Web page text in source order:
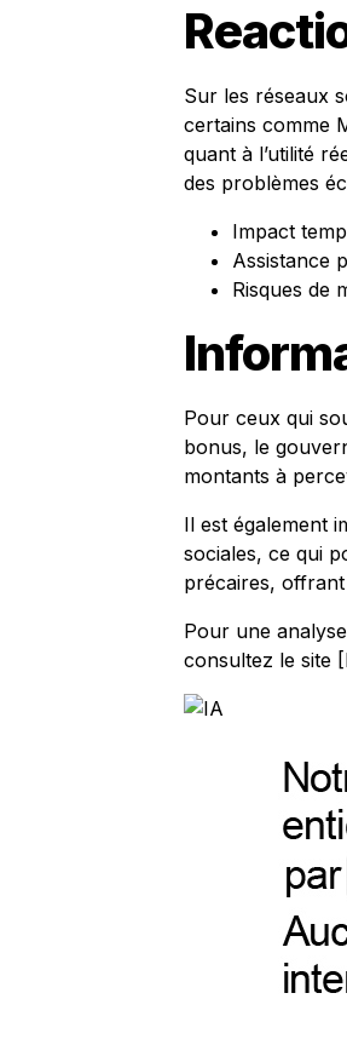
Sur les réseaux
certains comme
quant à l’utilité
des problèmes
Impact
Assistance
Risques de
Pour ceux qui
bonus, le
montants à
Il est également
sociales, ce qui
précaires,
Pour une
consultez le site